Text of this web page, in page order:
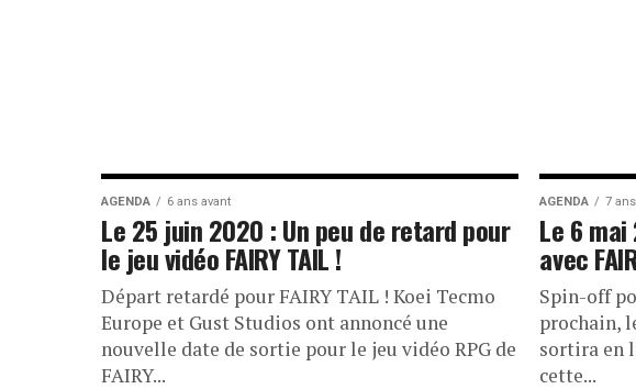
AGENDA 6 ans avant
Le 25 juin 2020 : Un peu de retard pour
le jeu vidéo FAIRY TAIL !
Départ retardé pour FAIRY TAIL ! Koei Tecmo
Europe et Gust Studios ont annoncé une
nouvelle date de sortie pour le jeu vidéo RPG de
FAIRY...
AGENDA 7
Le 6
avec
Spin-off
prochain,
sortira en
cette...